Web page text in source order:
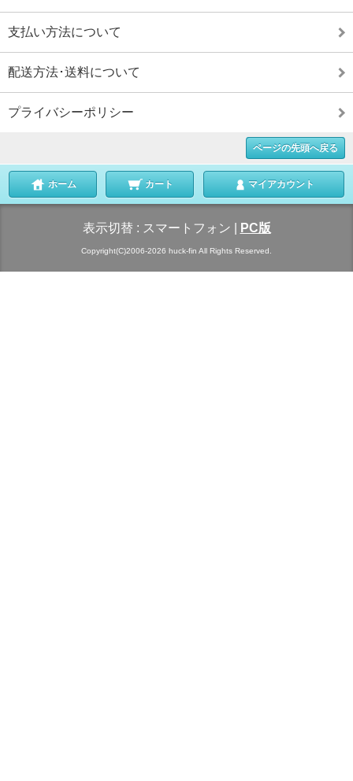
支払い方法について
配送方法･送料について
プライバシーポリシー
ページの先頭へ戻る
ホーム カート マイアカウント
表示切替 : スマートフォン PC版
Copyright(C)2006-2026 huck-fin All Rights Reserved.